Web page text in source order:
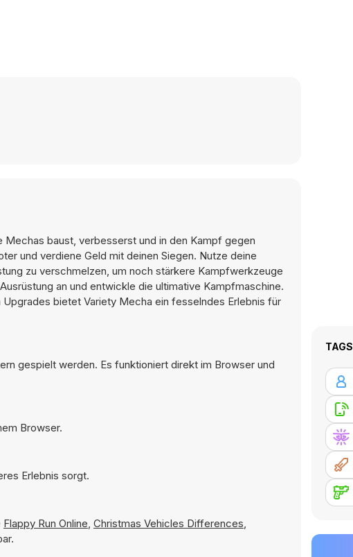
baust, verbesserst und in den Kampf gegen
und verdiene Geld mit deinen Siegen. Nutze deine
zu verschmelzen, um noch stärkere Kampfwerkzeuge
an und entwickle die ultimative Kampfmaschine.
bietet Variety Mecha ein fesselndes Erlebnis für
gespielt werden. Es funktioniert direkt im Browser und
Browser.
Erlebnis sorgt.
Flappy Run Online, Christmas Vehicles Differences,
TAGS